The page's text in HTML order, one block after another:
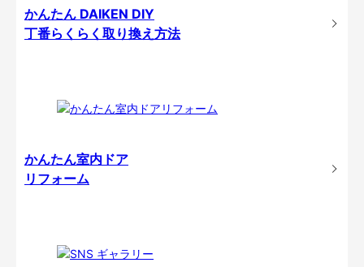
かんたん DAIKEN DIY
丁番らくらく取り換え方法
かんたん室内ドア
リフォーム